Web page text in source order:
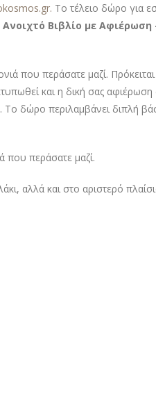
Το τέλειο δώρο για
Βιβλίο με Αφιέρωση
που περάσατε μαζί. Πρόκειται
και η δική σας αφιέρωση
δώρο περιλαμβάνει διπλή
που περάσατε μαζί.
αλλά και στο αριστερό